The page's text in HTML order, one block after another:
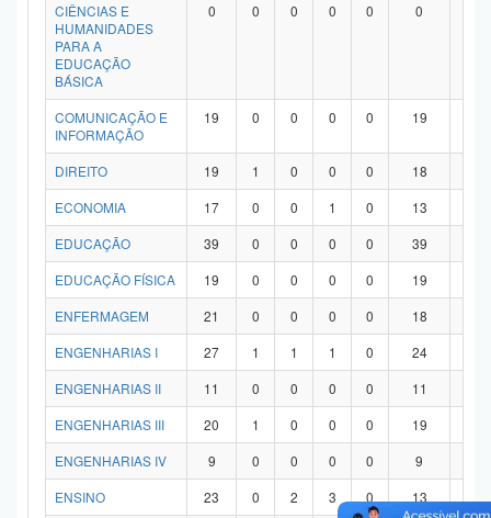
CIÊNCIAS E
HUMANIDADES
PARA A
EDUCAÇÃO
BÁSICA
0 0 0 0 0 0
COMUNICAÇÃO E
INFORMAÇÃO
19 0 0 0 0 19
DIREITO 19 1 0 0 0 18
ECONOMIA
17 0 0 1 0 13
EDUCAÇÃO
39 0 0 0 0 39
EDUCAÇÃO FÍSICA
19 0 0 0 0 19
ENFERMAGEM
21 0 0 0 0 18
ENGENHARIAS I
27 1 1 1 0 24
ENGENHARIAS II
11 0 0 0 0 11
ENGENHARIAS III
20 1 0 0 0 19
ENGENHARIAS IV
9 0 0 0 0 9
ENSINO
23 0 2 3 0 13